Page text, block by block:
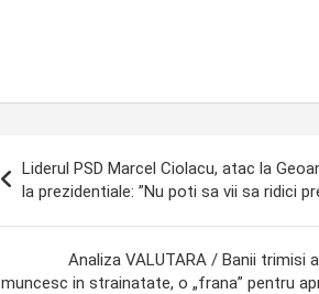
Liderul PSD Marcel Ciolacu, atac la
la prezidentiale: ”Nu poti sa vii sa ridici
Analiza VALUTARA / Banii trimisi
muncesc in strainatate, o „frana” pentru